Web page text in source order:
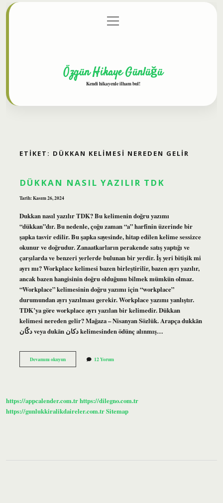
Gizlilik Politikası
menüyü
aç
Özgün Hikaye Günlüğü
Kendi hikayenle ilham bul!
ETIKET: DÜKKAN KELIMESI NEREDEN GELIR
DÜKKAN NASIL YAZILIR TDK
Tarih: Kasım 26, 2024
Dukkan nasıl yazılır TDK? Bu kelimenin doğru yazımı
“dükkan”dır. Bu nedenle, çoğu zaman “a” harfinin üzerinde bir
şapka tasvir edilir. Bu şapka sayesinde, hitap edilen kelime sessizce
okunur ve doğrudur. Zanaatkarların perakende satış yaptığı ve
çarşılarda ve benzeri yerlerde bulunan bir yerdir. İş yeri bitişik mi
ayrı mı? Workplace kelimesi bazen birleştirilir, bazen ayrı yazılır,
ancak bazen hangisinin doğru olduğunu bilmek mümkün olmaz.
“Workplace” kelimesinin doğru yazımı için “workplace”
durumundan ayrı yazılması gerekir. Workplace yazımı yanlıştır.
TDK’ya göre workplace ayrı yazılan bir kelimedir. Dükkan
kelimesi nereden gelir? Mağaza – Nisanyan Sözlük. Arapça dukkān
دكّان veya dukān دكان kelimesinden ödünç alınmış…
Devamını okuyunDükkan
Nasıl
12 Yorum
https://appcalender.com.trhttps://dilegno.com.tr
https://gunlukkiralikdaireler.com.trSitemap